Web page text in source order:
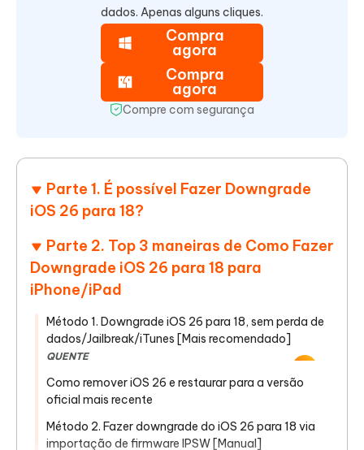
dados. Apenas alguns cliques.
Compra
agora
Compra
agora
Compre com segurança
Parte 1. É possível Fazer Downgrade
iOS 26 para 18?
Parte 2. Top 3 maneiras de Como Fazer
Downgrade iOS 26 para 18 para
iPhone/iPad
Método 1. Downgrade iOS 26 para 18, sem perda de
dados/Jailbreak/iTunes [Mais recomendado]
QUENTE
Como remover iOS 26 e restaurar para a versão
oficial mais recente
Método 2. Fazer downgrade do iOS 26 para 18 via
importação de firmware IPSW [Manual]